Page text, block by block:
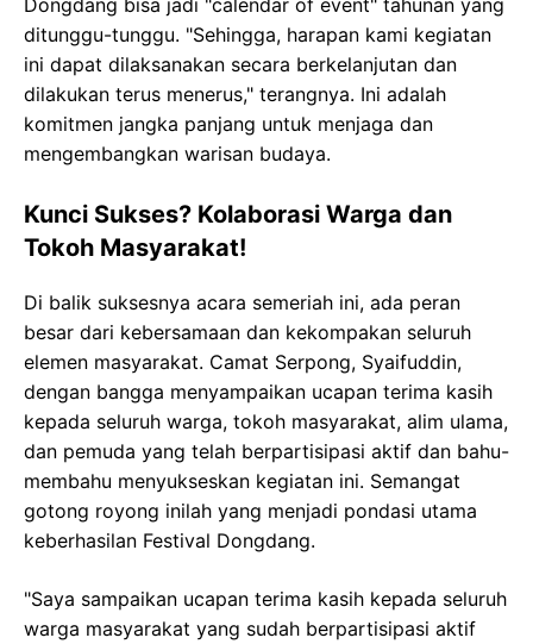
Dongdang bisa jadi "calendar of event" tahunan yang
ditunggu-tunggu. "Sehingga, harapan kami kegiatan
ini dapat dilaksanakan secara berkelanjutan dan
dilakukan terus menerus," terangnya. Ini adalah
komitmen jangka panjang untuk menjaga dan
mengembangkan warisan budaya.
Kunci Sukses? Kolaborasi Warga dan
Tokoh Masyarakat!
Di balik suksesnya acara semeriah ini, ada peran
besar dari kebersamaan dan kekompakan seluruh
elemen masyarakat. Camat Serpong, Syaifuddin,
dengan bangga menyampaikan ucapan terima kasih
kepada seluruh warga, tokoh masyarakat, alim ulama,
dan pemuda yang telah berpartisipasi aktif dan bahu-
membahu menyukseskan kegiatan ini. Semangat
gotong royong inilah yang menjadi pondasi utama
keberhasilan Festival Dongdang.
"Saya sampaikan ucapan terima kasih kepada seluruh
warga masyarakat yang sudah berpartisipasi aktif